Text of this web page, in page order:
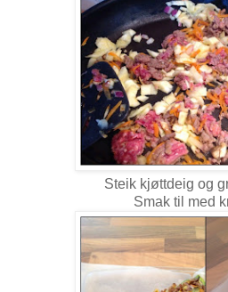
Steik kjøttdeig og
Smak til med